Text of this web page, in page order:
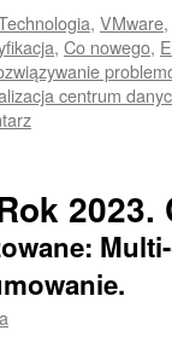
, VMware,
, Co nowego,
centrum
2023.